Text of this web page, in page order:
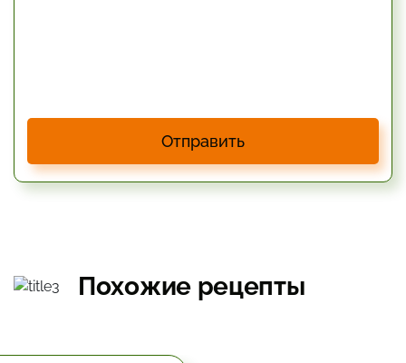
Отправить
Похожие рецепты